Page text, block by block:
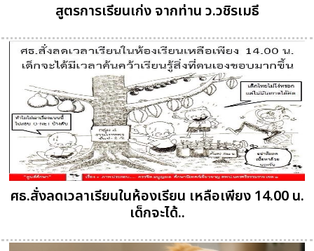
สูตรการเรียนเก่ง จากท่าน ว.วชิรเมธี
ศธ.สั่งลดเวลาเรียนในห้องเรียน เหลือเพียง 14.00 น.
เด็กจะได้..